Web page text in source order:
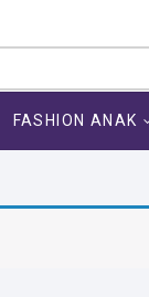
FASHION ANAK